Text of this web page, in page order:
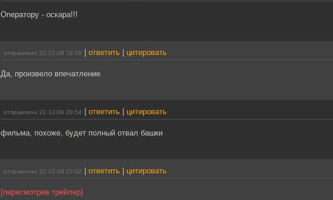
Оператору - оскара!!!
отправлено 22.12.09 19:28 ответить цитировать
Да, произвело впечатление.
отправлено 22.12.09 20:54 ответить цитировать
фильма, похоже, будет полный отвал башки
отправлено 22.12.09 22:02 ответить цитировать
[пересмотрев трейлер]